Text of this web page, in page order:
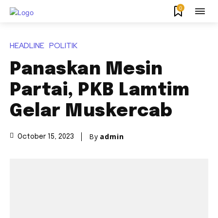
0
HEADLINE POLITIK
Panaskan Mesin
Partai, PKB Lamtim
Gelar Muskercab
October 15, 2023 By admin